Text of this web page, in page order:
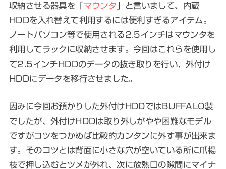
収納させる器具を「マウンタ 」と言いまして、内蔵
HDDを入れ替えて利用するには便利すぎるアイテム。
ノートパソコン等で使用される2.5インチはマウンタを
利用してラックに収納させます。今回はこれらを使用し
て2.5インチHDDのデータの抜き取りを行い、外付け
HDDにデータを移行させました。
因みに今回お預かりした外付けHDDではBUFFALO製
でしたが、外付けHDDは取り外しがやや困難なモデル
ですがコツをつかめば比較的カンタンに外す事が出来ま
す。そのコツとは背面に小さな穴が空いている所に爪楊
枝で押し込むとツメが外れ、次に放熱口の隙間にマイナ